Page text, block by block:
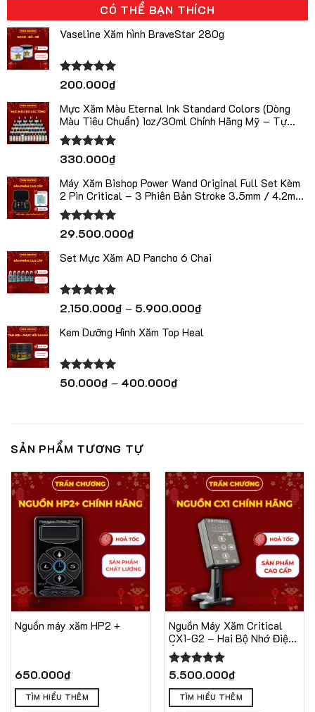
CÓ THỂ BẠN THÍCH
Vaseline Xăm hình BraveStar 280g
Được xếp
5 sao
200.000₫
Mực Xăm Màu Eternal Ink Standard Colors (Dòng
Màu Tiêu Chuẩn) 1oz/30ml Chính Hãng Mỹ – Tự
Chọn Màu
Được xếp
5 sao
330.000₫
Máy Xăm Bishop Power Wand Original Full Set Kèm
2 Pin Critical – 3 Phiên Bản Stroke 3.5mm / 4.2mm
/ 5.0mm
Được xếp
5 sao
29.500.000₫
Set Mực Xăm AD Pancho 6 Chai
Được xếp
5 sao
2.150.000₫ – 5.900.000₫Khoảng
từ
Kem Dưỡng Hình Xăm Top Heal
Được xếp
5.00
50.000₫ – 400.000₫Khoảng
SẢN PHẨM TƯƠNG TỰ
Nguồn máy xăm HP2 +
650.000₫
TÌM HIỂU THÊM
Nguồn Máy Xăm Critical
CX1-G2 – Hai Bộ Nhớ Điện
Áp
Được xếp
hạng5.00
5 sao
5.500.000₫
TÌM HIỂU THÊM